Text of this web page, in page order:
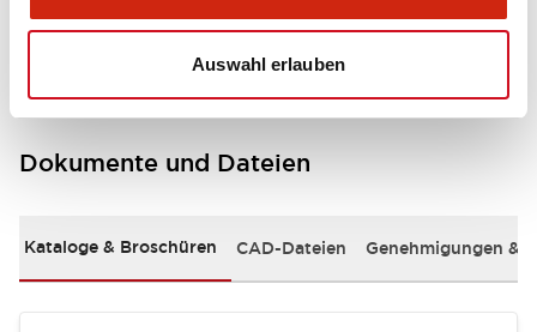
Auswahl erlauben
Mounting and Installation Specifications
Dokumente und Dateien
Kataloge & Broschüren CAD-Dateien Genehmigungen &